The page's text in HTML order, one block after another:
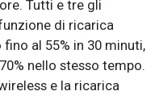
Tutti e tre gli
di ricarica
al 55% in 30 minuti,
nello stesso tempo.
e la ricarica